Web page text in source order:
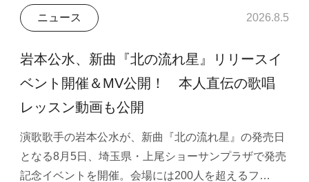
ニュース 2026.8.5
岩本公水、新曲『北の流れ星』リリースイ
ベント開催＆MV公開！ 本人直伝の歌唱
レッスン動画も公開
演歌歌手の岩本公水が、新曲『北の流れ星』の発売日
となる8月5日、埼玉県・上尾ショーサンプラザで発売
記念イベントを開催。会場には200人を超えるフ…